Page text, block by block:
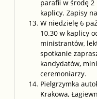
parafii w środę 2
kaplicy. Zapisy
W niedzielę 6
10.30 w kaplicy
ministrantów,
spotkanie
kandydatów,
ceremoniarzy.
Pielgrzymka
Krakowa,